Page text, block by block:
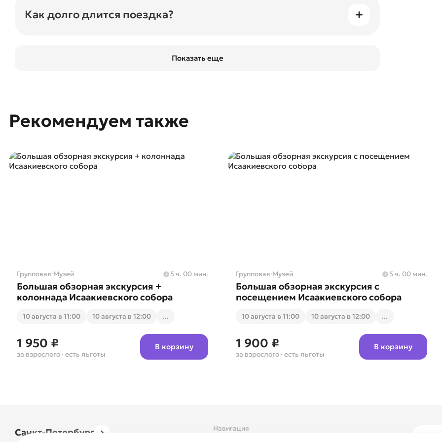
купить льготный билет.
Как долго длится поездка?
Показать еще
Рекомендуем также
Групповая·Музей 5 ч. 00 мин.
Большая обзорная экскурсия +
колоннада Исаакиевского собора
10 августа в 11:00 10 августа в 12:00 ...
1 950 ₽
за взрослого · есть льготы
В корзину
Групповая·Музей 5 ч. 00 мин.
Большая обзорная экскурсия с
посещением Исаакиевского собора
10 августа в 11:00 10 августа в 12:00 ...
1 900 ₽
за взрослого · есть льготы
В корзину
Санкт-Петербург Навигация